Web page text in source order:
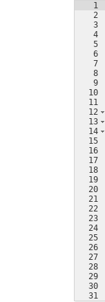
1
2
3
4
5
6
7
8
9
10
11
12
13
14
15
16
17
18
19
20
21
22
23
24
25
26
27
28
29
30
31